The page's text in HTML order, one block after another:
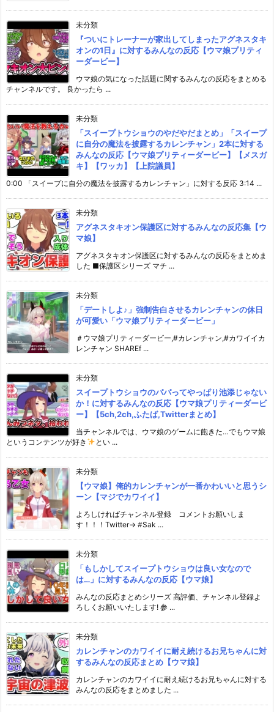
未分類
『ついにトレーナーが家出してしまったアグネスタキ
オンの1日』に対するみんなの反応【ウマ娘プリティ
ーダービー】
ウマ娘の気になった話題に関するみんなの反応をまとめる
チャンネルです。 良かったら ...
未分類
「スイープトウショウのやだやだまとめ」「スイープ
に自分の魔法を披露するカレンチャン」2本に対する
みんなの反応【ウマ娘プリティーダービー】【メスガ
キ】【ワッカ】【上院議員】
0:00 「スイープに自分の魔法を披露するカレンチャン」に対する反応 3:14 ...
未分類
アグネスタキオン保護区に対するみんなの反応集【ウ
マ娘】
アグネスタキオン保護区に対するみんなの反応をまとめま
した ■保護区シリーズ マチ ...
未分類
「デートしよ♪」強制告白させるカレンチャンの休日
が可愛い「ウマ娘プリティーダービー」
＃ウマ娘プリティーダービー,#カレンチャン,#カワイイカ
レンチャン SHAREf ...
未分類
スイープトウショウのパパってやっぱり池添じゃない
か！に対するみんなの反応【ウマ娘プリティーダービ
ー】【5ch,2ch,ふたば,Twitterまとめ】
当チャンネルでは、ウマ娘のゲームに飽きた…でもウマ娘
というコンテンツが好き
とい ...
未分類
【ウマ娘】俺的カレンチャンが一番かわいいと思うシ
ーン【マジでカワイイ】
よろしければチャンネル登録 コメントお願いしま
す！！！Twitter→ #Sak ...
未分類
「もしかしてスイープトウショウは良い女なので
は…」に対するみんなの反応【ウマ娘】
みんなの反応まとめシリーズ 高評価、チャンネル登録よ
ろしくお願いいたします! 参 ...
未分類
カレンチャンのカワイイに耐え続けるお兄ちゃんに対
するみんなの反応まとめ【ウマ娘】
カレンチャンのカワイイに耐え続けるお兄ちゃんに対する
みんなの反応をまとめました ...